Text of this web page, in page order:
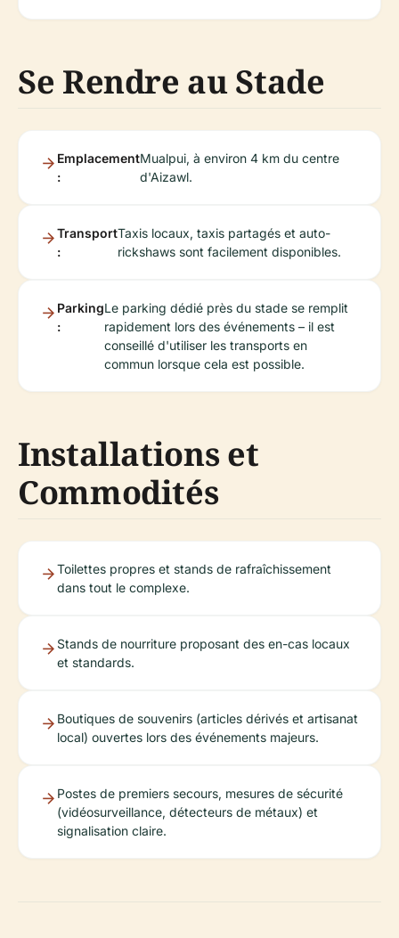
Se Rendre au Stade
Emplacement
:
Mualpui, à environ 4 km du centre
d'Aizawl.
Transport
:
Taxis locaux, taxis partagés et auto-
rickshaws sont facilement disponibles.
Parking
:
Le parking dédié près du stade se remplit
rapidement lors des événements – il est
conseillé d'utiliser les transports en
commun lorsque cela est possible.
Installations et
Commodités
Toilettes propres et stands de rafraîchissement
dans tout le complexe.
Stands de nourriture proposant des en-cas locaux
et standards.
Boutiques de souvenirs (articles dérivés et artisanat
local) ouvertes lors des événements majeurs.
Postes de premiers secours, mesures de sécurité
(vidéosurveillance, détecteurs de métaux) et
signalisation claire.